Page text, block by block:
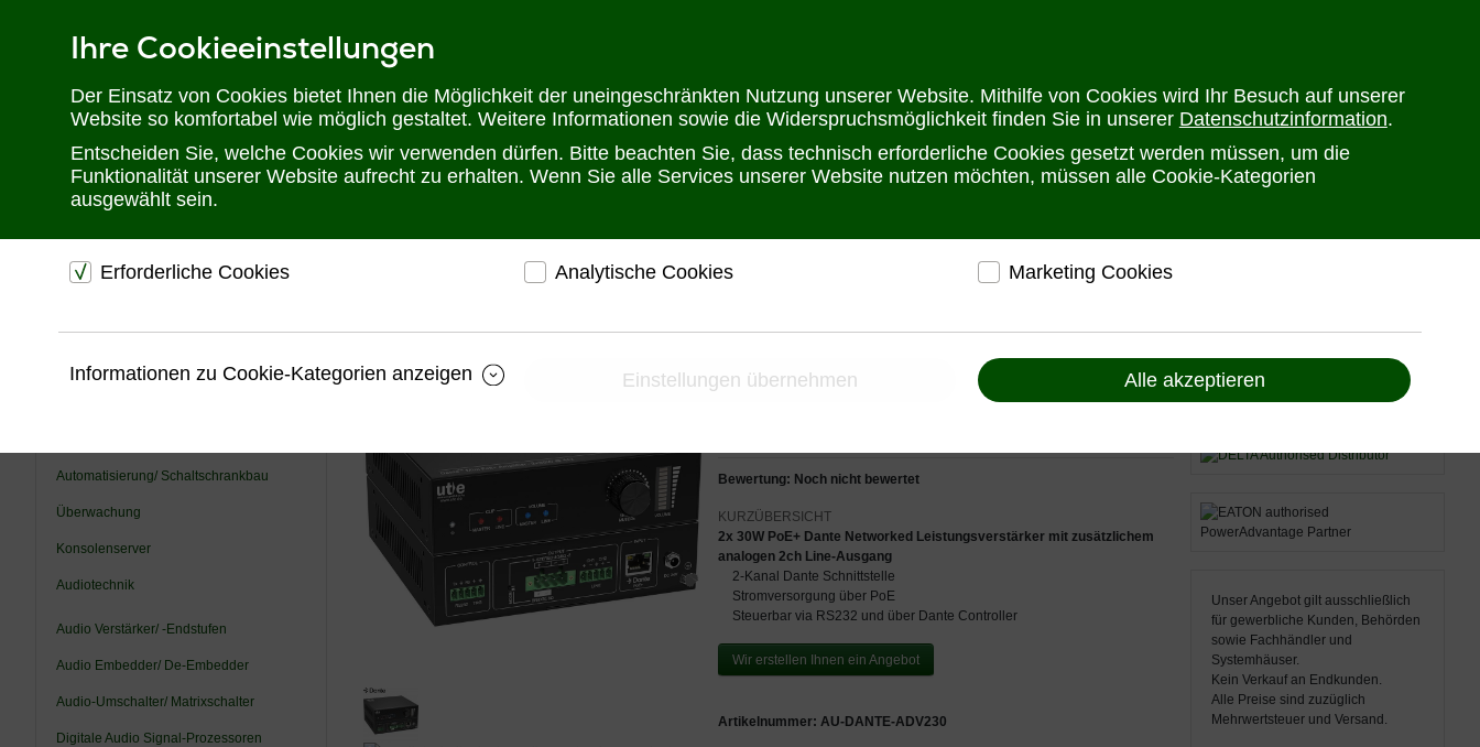
Ihre Cookieeinstellungen
Der Einsatz von Cookies bietet Ihnen die Möglichkeit der uneingeschränkten Nutzung unserer Website. Mithilfe von Cookies wird Ihr Besuch auf unserer
Website so komfortabel wie möglich gestaltet. Weitere Informationen sowie die Widerspruchsmöglichkeit finden Sie in unserer Datenschutzinformation.
Entscheiden Sie, welche Cookies wir verwenden dürfen. Bitte beachten Sie, dass technisch erforderliche Cookies gesetzt werden müssen, um die
Funktionalität unserer Website aufrecht zu erhalten. Wenn Sie alle Services unserer Website nutzen möchten, müssen alle Cookie-Kategorien
ausgewählt sein.
Erforderliche Cookies
Website.
Analytische Cookies
Besucherverhalten kennenzulernen und die Website
Ermöglichen eine Verbesserung des
Marketing Cookies
individuelle Angebote und Services anbieten zu
können
Liefern Anzeigen, die zu Ihren Interessen passen
Informationen zu Cookie-Kategorien anzeigen Einstellungen übernehmen Alle akzeptieren
Telefon: 02302 28 28 30
PRODUKTE HERSTELLER ANSPRECHPARTNER
USV
Automatisierung/ Schaltschrankbau
Überwachung
Konsolenserver
Audiotechnik
Audio Verstärker/ -Endstufen
Audio Embedder/ De-Embedder
Audio-Umschalter/ Matrixschalter
Digitale Audio Signal-Prozessoren
2x 30W PoE+ Dante Network
Audioverstärker
Bewertung: Noch nicht bewertet
2x 30W PoE+ Dante Networked Leistungsverstärker mit zusätzlichem
analogen 2ch Line-Ausgang
2-Kanal Dante Schnittstelle
Stromversorgung über PoE
Steuerbar via RS232 und über Dante Controller
Wir erstellen Ihnen ein Angebot
Artikelnummer: AU-DANTE-ADV230
Unser Angebot gilt ausschließlich
für gewerbliche Kunden, Behörden
sowie Fachhändler und
Systemhäuser.
Kein Verkauf an Endkunden.
Alle Preise sind zuzüglich
Mehrwertsteuer und Versand.